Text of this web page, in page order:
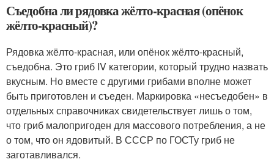
Съедобна ли рядовка жёлто-красная (опёнок
жёлто-красный)?
Рядовка жёлто-красная, или опёнок жёлто-красный,
съедобна. Это гриб IV категории, который трудно назвать
вкусным. Но вместе с другими грибами вполне может
быть приготовлен и съеден. Маркировка «несъедобен» в
отдельных справочниках свидетельствует лишь о том,
что гриб малопригоден для массового потребления, а не
о том, что он ядовитый. В СССР по ГОСТу гриб не
заготавливался.